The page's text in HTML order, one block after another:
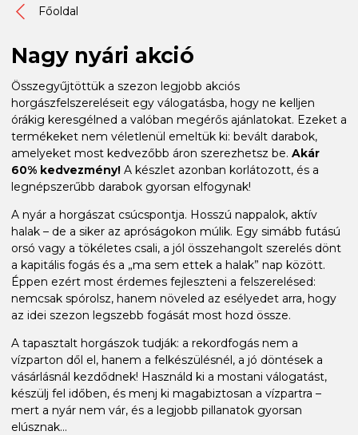
Főoldal
Nagy nyári akció
Összegyűjtöttük a szezon legjobb akciós
horgászfelszereléseit egy válogatásba, hogy ne kelljen
órákig keresgélned a valóban megérős ajánlatokat. Ezeket a
termékeket nem véletlenül emeltük ki: bevált darabok,
amelyeket most kedvezőbb áron szerezhetsz be. Akár
60% kedvezmény! A készlet azonban korlátozott, és a
legnépszerűbb darabok gyorsan elfogynak!
A nyár a horgászat csúcspontja. Hosszú nappalok, aktív
halak – de a siker az apróságokon múlik. Egy simább futású
orsó vagy a tökéletes csali, a jól összehangolt szerelés dönt
a kapitális fogás és a „ma sem ettek a halak” nap között.
Éppen ezért most érdemes fejleszteni a felszerelésed:
nemcsak spórolsz, hanem növeled az esélyedet arra, hogy
az idei szezon legszebb fogását most hozd össze.
A tapasztalt horgászok tudják: a rekordfogás nem a
vízparton dől el, hanem a felkészülésnél, a jó döntések a
vásárlásnál kezdődnek! Használd ki a mostani válogatást,
készülj fel időben, és menj ki magabiztosan a vízpartra –
mert a nyár nem vár, és a legjobb pillanatok gyorsan
elúsznak...